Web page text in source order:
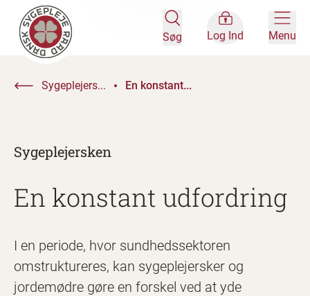
Søg Log Ind Menu
Sygeplejers... En konstant...
Sygeplejersken
En konstant udfordring
I en periode, hvor sundhedssektoren
omstruktureres, kan sygeplejersker og
jordemødre gøre en forskel ved at yde